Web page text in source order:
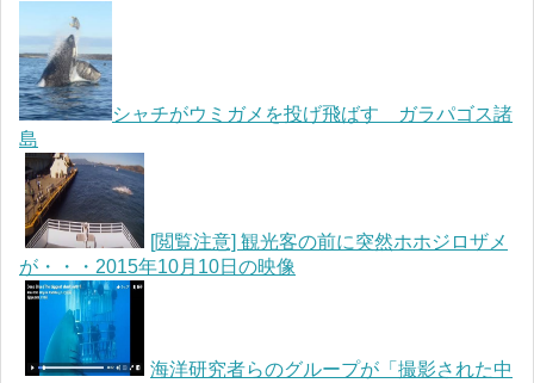
シャチがウミガメを投げ飛ばす ガラパゴス諸
島
[閲覧注意] 観光客の前に突然ホホジロザメ
が・・・2015年10月10日の映像
海洋研究者らのグループが「撮影された中